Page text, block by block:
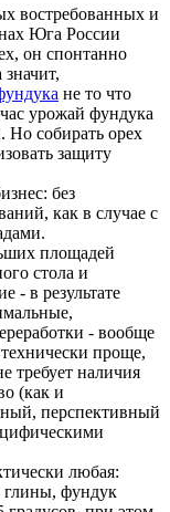
востребованных и
Юга России
он спонтанно
не то что
урожай фундука
Но собирать орех
защиту
без
как в случае с
площадей
стола и
- в результате
- вообще
проще,
требует наличия
(как и
перспективный
любая:
фундук